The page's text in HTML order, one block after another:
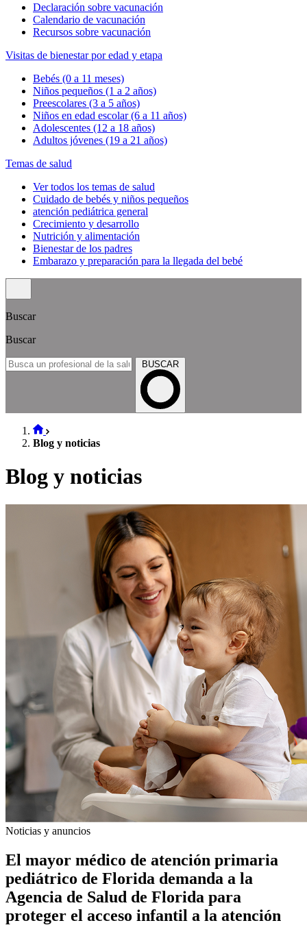
Declaración sobre vacunación
Calendario de vacunación
Recursos sobre vacunación
Visitas de bienestar por edad y etapa
Bebés (0 a 11 meses)
Niños pequeños (1 a 2 años)
Preescolares (3 a 5 años)
Niños en edad escolar (6 a 11 años)
Adolescentes (12 a 18 años)
Adultos jóvenes (19 a 21 años)
Temas de salud
Ver todos los temas de salud
Cuidado de bebés y niños pequeños
atención pediátrica general
Crecimiento y desarrollo
Nutrición y alimentación
Bienestar de los padres
Embarazo y preparación para la llegada del bebé
Buscar
Buscar
BUSCAR
Blog y noticias
Blog y noticias
Noticias y anuncios
El mayor médico de atención primaria
pediátrico de Florida demanda a la
Agencia de Salud de Florida para
proteger el acceso infantil a la atención